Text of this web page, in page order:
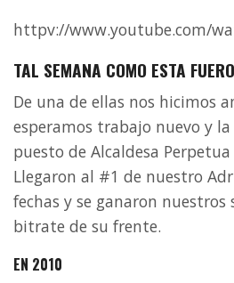
httpv://www.youtube.com/
TAL SEMANA COMO ESTA
De una de ellas nos hicimos
esperamos trabajo nuevo y
puesto de Alcaldesa
Llegaron al #1 de nuestro
fechas y se ganaron nuestros
bitrate de su frente.
EN 2010